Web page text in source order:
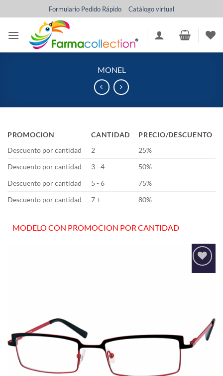
al
contenido
Formulario Pedido Rápido Catálogo virtual
MONEL
PROMOCION CANTIDAD
PRECIO/DESCUENTO
Descuento por cantidad
2
25%
Descuento por cantidad
3 - 4
50%
Descuento por cantidad
5 - 6
75%
Descuento por cantidad
7 + 80%
MODELO CON PROMOCION POR CANTIDAD
Añadir